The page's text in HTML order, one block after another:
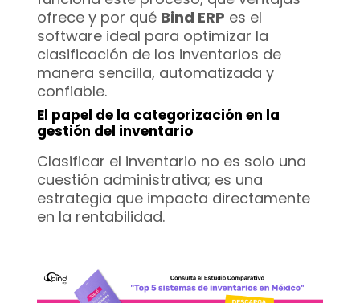
ofrece y por qué Bind ERP es el
software ideal para optimizar la
clasificación de los inventarios de
manera sencilla, automatizada y
confiable.
El papel de la categorización en la
gestión del inventario
Clasificar el inventario no es solo una
cuestión administrativa; es una
estrategia que impacta directamente
en la rentabilidad.